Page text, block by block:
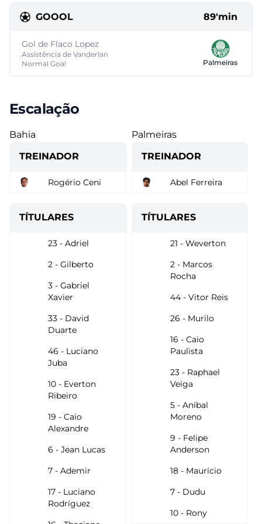
GOOOL 89'min
Gol de Flaco Lopez
Assistência de Vanderlan
Normal Goal
Palmeiras
Escalação
Bahia
TREINADOR
Rogério Ceni
TÍTULARES
23 - Adriel
2 - Gilberto
3 - Gabriel
Xavier
33 - David
Duarte
46 - Luciano
Juba
10 - Everton
Ribeiro
19 - Caio
Alexandre
6 - Jean Lucas
7 - Ademir
17 - Luciano
Rodríguez
Palmeiras
TREINADOR
Abel Ferreira
TÍTULARES
21 - Weverton
2 - Marcos
Rocha
44 - Vitor Reis
26 - Murilo
16 - Caio
Paulista
23 - Raphael
Veiga
5 - Aníbal
Moreno
9 - Felipe
Anderson
18 - Maurício
7 - Dudu
10 - Rony